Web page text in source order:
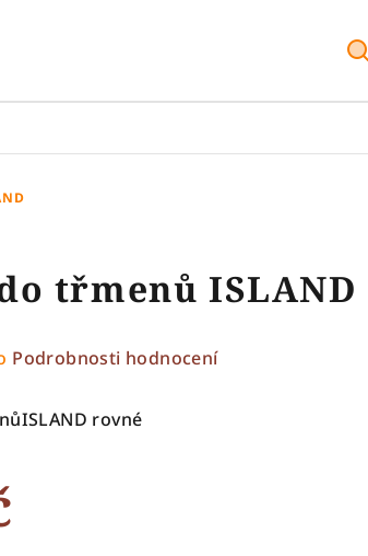
třmenů ISLAND
Podrobnosti hodnocení
rovné